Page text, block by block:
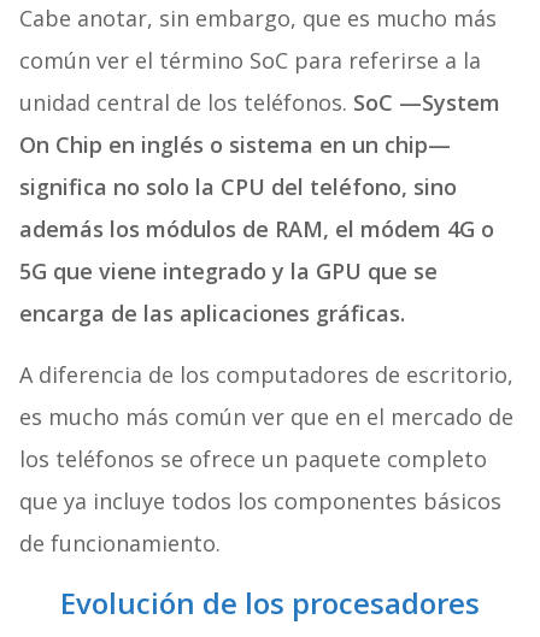
Cabe anotar, sin embargo, que es mucho más
común ver el término SoC para referirse a la
unidad central de los teléfonos. SoC —System
On Chip en inglés o sistema en un chip—
significa no solo la CPU del teléfono, sino
además los módulos de RAM, el módem 4G o
5G que viene integrado y la GPU que se
encarga de las aplicaciones gráficas.
A diferencia de los computadores de escritorio,
es mucho más común ver que en el mercado de
los teléfonos se ofrece un paquete completo
que ya incluye todos los componentes básicos
de funcionamiento.
Evolución de los procesadores